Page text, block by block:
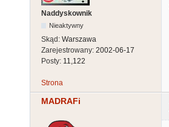
Naddyskownik
Nieaktywny
Skąd: Warszawa
Zarejestrowany: 2002-06-17
Posty: 11,122
Strona
MADRAFi